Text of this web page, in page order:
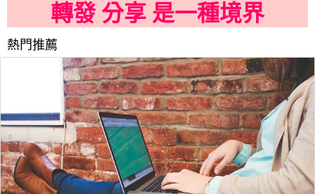
轉發 分享 是一種境界
熱門推薦